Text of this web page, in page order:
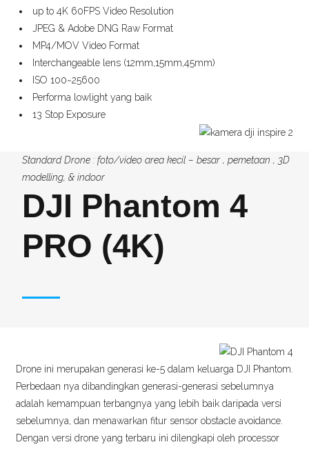
up to 4K 60FPS Video Resolution
JPEG & Adobe DNG Raw Format
MP4/MOV Video Format
Interchangeable lens (12mm,15mm,45mm)
ISO 100~25600
Performa lowlight yang baik
13 Stop Exposure
Standard Drone : foto/video area kecil – besar , pemetaan , 3D
modelling, & indoor
DJI Phantom 4
PRO (4K)
Drone ini merupakan generasi ke-5 dalam keluarga DJI Phantom.
Perbedaan nya dibandingkan generasi-generasi sebelumnya
adalah kemampuan terbangnya yang lebih baik daripada versi
sebelumnya, dan menawarkan fitur sensor obstacle avoidance.
Dengan versi drone yang terbaru ini dilengkapi oleh processor